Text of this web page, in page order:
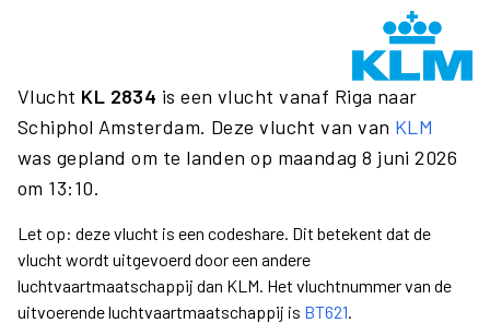
Vlucht KL 2834 is een vlucht vanaf Riga naar
Schiphol Amsterdam. Deze vlucht van van KLM
was gepland om te landen op maandag 8 juni 2026
om 13:10.
Let op: deze vlucht is een codeshare. Dit betekent dat de
vlucht wordt uitgevoerd door een andere
luchtvaartmaatschappij dan KLM. Het vluchtnummer van de
uitvoerende luchtvaartmaatschappij is BT621.